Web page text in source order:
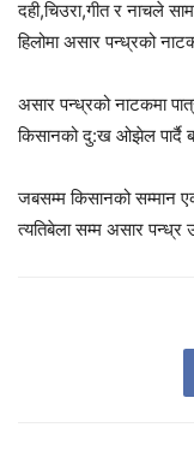
दही,चिउरा,गीत र नाचले
हिलोमा असार पन्ध्रको
असार पन्ध्रको नाटकमा
किसानको दु:ख ओझेल पार्दै
जबसम्म किसानको सम्मान
त्यतिबेला सम्म असार पन्ध्र